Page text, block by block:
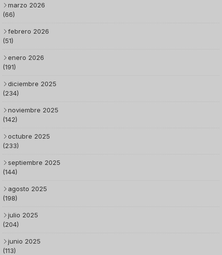
marzo 2026
(66)
febrero 2026
(51)
enero 2026
(191)
diciembre 2025
(234)
noviembre 2025
(142)
octubre 2025
(233)
septiembre 2025
(144)
agosto 2025
(198)
julio 2025
(204)
junio 2025
(113)